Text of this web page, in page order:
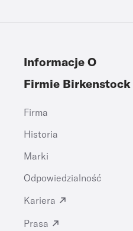
Informacje O
Firmie Birkenstock
Firma
Historia
Marki
Odpowiedzialność
Kariera
Prasa